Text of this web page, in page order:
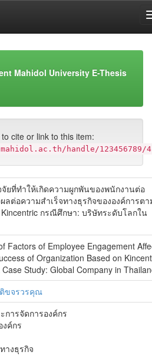
Mahidol University E-Thesis
cite or link to this item:
handle/123456789/
ยที่ทำให้เกิดความผูกพันของพนักงานต่อ
ลต่อความสำเร็จทางธุรกิจขององค์การต
กรณีศึกษา: บริษัทระดับโลกใน
Factors of Employee Engagement
of Organization Based on
Study: Global Company in
ขจรวรคุณ
ารจัดการองค์กร
ค์กร
างธุรกิจ